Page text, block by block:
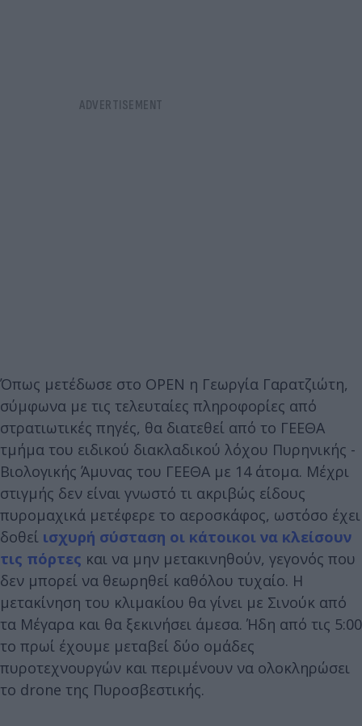
Όπως μετέδωσε στο OPEN η Γεωργία Γαρατζιώτη,
σύμφωνα με τις τελευταίες πληροφορίες από
στρατιωτικές πηγές, θα διατεθεί από το ΓΕΕΘΑ
τμήμα του ειδικού διακλαδικού λόχου Πυρηνικής -
Βιολογικής Άμυνας του ΓΕΕΘΑ με 14 άτομα. Μέχρι
στιγμής δεν είναι γνωστό τι ακριβώς είδους
πυρομαχικά μετέφερε το αεροσκάφος, ωστόσο έχει
δοθεί ισχυρή σύσταση οι κάτοικοι να κλείσουν
τις πόρτες και να μην μετακινηθούν, γεγονός που
δεν μπορεί να θεωρηθεί καθόλου τυχαίο. Η
μετακίνηση του κλιμακίου θα γίνει με Σινούκ από
τα Μέγαρα και θα ξεκινήσει άμεσα. Ήδη από τις 5:00
το πρωί έχουμε μεταβεί δύο ομάδες
πυροτεχνουργών και περιμένουν να ολοκληρώσει
το drone της Πυροσβεστικής.